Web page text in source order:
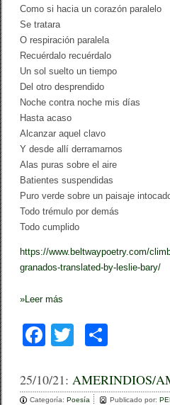
Como si hacia un corazón paralelo
Se tratara
O respiración paralela
Recuérdalo recuérdalo
Un sol suelto un tiempo
Del otro desprendido
Noche contra noche mis días
Hasta acaso
Alcanzar aquel clavo
Y desde allí derramarnos
Alas puras sobre el aire
Batientes suspendidas
Puro verde sobre un paisaje
Todo trémulo por demás
Todo cumplido
https://www.beltwaypoetry.com/
granados-translated-by-leslie-bary/
»Leer más
F
c
T
tt
m
25/10/21: AMERINDIOS/
Categoría:Poesía Publicado por: